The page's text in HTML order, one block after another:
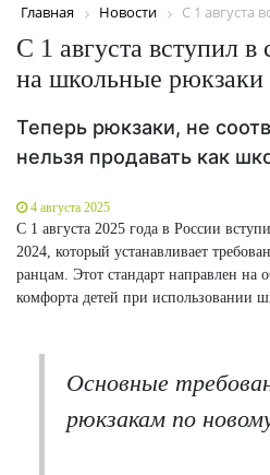
Главная Новости С 1 августа
С 1 августа вступил
на школьные
Теперь рюкзаки, не
нельзя продавать как
4 августа 2025
С 1 августа 2025 года в России
2024, который устанавливает
ранцам. Этот стандарт направлен на
комфорта детей при использовании
Основные
рюкзакам по